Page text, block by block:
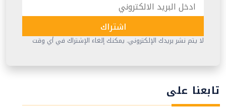
اشتراك
لا يتم نشر بريدك الإلكتروني. يمكنك إلغاء الإشتراك في أي وقت
تابعنا على